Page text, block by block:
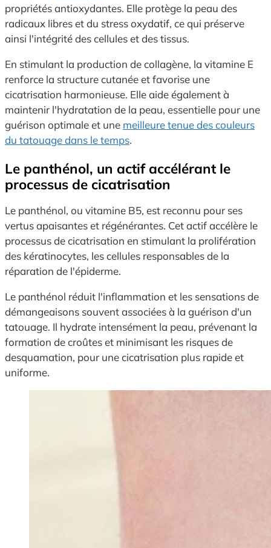
propriétés antioxydantes. Elle protège la peau des
radicaux libres et du stress oxydatif, ce qui préserve
ainsi l'intégrité des cellules et des tissus.
En stimulant la production de collagène, la vitamine E
renforce la structure cutanée et favorise une
cicatrisation harmonieuse. Elle aide également à
maintenir l'hydratation de la peau, essentielle pour une
guérison optimale et une meilleure tenue des couleurs
du tatouage dans le temps.
Le panthénol, un actif accélérant le
processus de cicatrisation
Le panthénol, ou vitamine B5, est reconnu pour ses
vertus apaisantes et régénérantes. Cet actif accélère le
processus de cicatrisation en stimulant la prolifération
des kératinocytes, les cellules responsables de la
réparation de l'épiderme.
Le panthénol réduit l'inflammation et les sensations de
démangeaisons souvent associées à la guérison d'un
tatouage. Il hydrate intensément la peau, prévenant la
formation de croûtes et minimisant les risques de
desquamation, pour une cicatrisation plus rapide et
uniforme.